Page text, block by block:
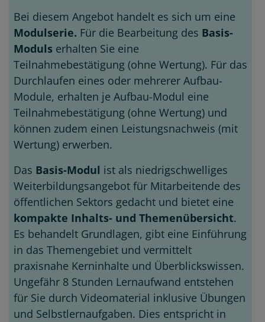
Bei diesem Angebot handelt es sich um eine
Modulserie. Für die Bearbeitung des Basis-
Moduls erhalten Sie eine
Teilnahmebestätigung (ohne Wertung). Für das
Durchlaufen eines oder mehrerer Aufbau-
Module, erhalten je Aufbau-Modul eine
Teilnahmebestätigung (ohne Wertung) und
können zudem einen Leistungsnachweis (mit
Wertung) erwerben.
Das Basis-Modul ist als niedrigschwelliges
Weiterbildungsangebot für Mitarbeitende des
öffentlichen Sektors gedacht und bietet eine
kompakte Inhalts- und Themenübersicht.
Es behandelt Grundlagen, gibt eine Einführung
in das Themengebiet und vermittelt
praxisnahe Kerninhalte und Überblickswissen.
Ungefähr 8 Stunden Lernaufwand entstehen
für Sie durch Videomaterial inklusive Übungen
und Selbstlernaufgaben. Dies entspricht in